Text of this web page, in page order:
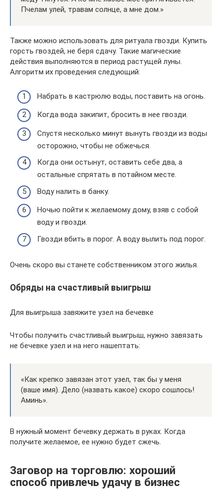
Пчелам улей, травам солнце, а мне дом.»
Также можно использовать для ритуала гвозди. Купить
горсть гвоздей, не беря сдачу. Такие магические
действия выполняются в период растущей луны.
Алгоритм их проведения следующий:
Набрать в кастрюлю воды, поставить на огонь.
Когда вода закипит, бросить в нее гвозди.
Спустя несколько минут вынуть гвозди из воды
осторожно, чтобы не обжечься.
Когда они остынут, оставить себе два, а
остальные спрятать в потайном месте.
Воду налить в банку.
Ночью пойти к желаемому дому, взяв с собой
воду и гвозди.
Гвозди вбить в порог. А воду вылить под порог.
Очень скоро вы станете собственником этого жилья.
Обряды на счастливый выигрыш
Для выигрыша завяжите узел на бечевке
Чтобы получить счастливый выигрыш, нужно завязать
не бечевке узел и на него нашептать:
«Как крепко завязан этот узел, так бы у меня
(ваше имя). Дело (назвать какое) скоро сошлось!
Аминь».
В нужный момент бечевку держать в руках. Когда
получите желаемое, ее нужно будет сжечь.
Заговор на торговлю: хороший
способ привлечь удачу в бизнес